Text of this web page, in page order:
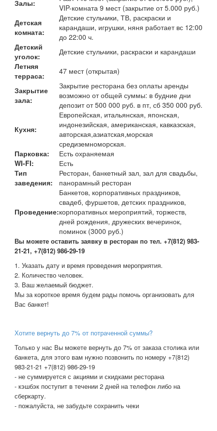
Залы:
VIP-комната 9 мест (закрытие от 5.000 руб.)
Детская
комната:
Детские стульчики, ТВ, раскраски и
карандаши, игрушки, няня работает вс 12:00
до 22:00 ч.
Детский
уголок:
Детские стульчики, раскраски и карандаши
Летняя
терраса:
47 мест (открытая)
Закрытие
зала:
Закрытие ресторана без оплаты аренды
возможно от общей суммы: в будние дни
депозит от 500 000 руб. в пт, сб 350 000 руб.
Кухня:
Европейская, итальянская, японская,
индонезийская, американская, кавказская,
авторская,азиатская,морская
средиземноморская.
Парковка:
Есть охраняемая
WI-FI:
Есть
Тип
заведения:
Ресторан, банкетный зал, зал для свадьбы,
панорамный ресторан
Проведение:
Банкетов, корпоративных праздников,
свадеб, фуршетов, детских праздников,
корпоративных мероприятий, торжеств,
дней рождения, дружеских вечеринок,
поминок (3000 руб.)
Вы можете оставить заявку в ресторан по тел. +7(812) 983-
21-21, +7(812) 986-29-19
1. Указать дату и время проведения мероприятия.
2. Количество человек.
3. Ваш желаемый бюджет.
Мы за короткое время будем рады помочь организовать для
Вас банкет!
Хотите вернуть до 7% от потраченной суммы?
Только у нас Вы можете вернуть до 7% от заказа столика или
банкета, для этого вам нужно позвонить по номеру +7(812)
983-21-21 +7(812) 986-29-19
- не суммируется с акциями и скидками ресторана
- кэшбэк поступит в течении 2 дней на телефон либо на
сберкарту.
- пожалуйста, не забудьте сохранить чеки